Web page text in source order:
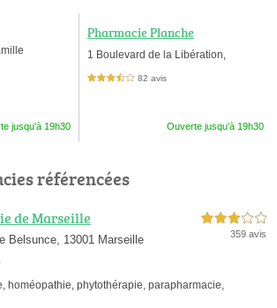
jusqu'à 19h30
Pharmacie Planche
1 Boulevard de la Libération,
3,5 étoiles sur 5 82 avis
Ouverte jusqu'à 19h30
référencées
de Marseille
Belsunce, 13001 Marseille
3,0 étoiles sur 5
359 avis
, homéopathie, phytothérapie, parapharmacie,